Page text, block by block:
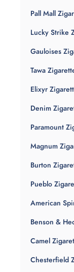
Pall Mall
Lucky Strike
Gauloises
Tawa
Elixyr
Denim
Paramount
Magnum
Burton
Pueblo
American
Benson &
Camel
Chesterfield